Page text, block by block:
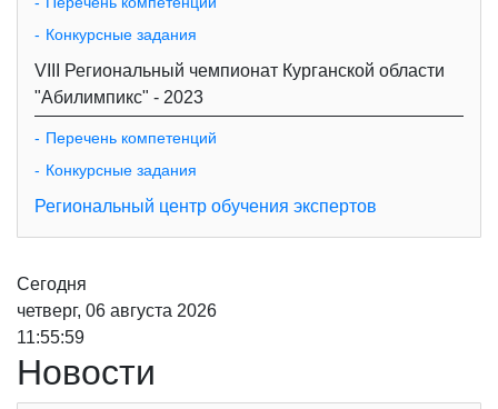
Конкурсные задания
VIII Региональный чемпионат Курганской области
"Абилимпикс" - 2023
Перечень компетенций
Конкурсные задания
Региональный центр обучения экспертов
Сегодня
четверг, 06 августа 2026
11:56:01
Новости